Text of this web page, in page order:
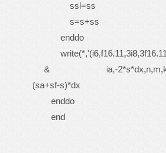
ssl=ss
s=s+ss
enddo
& ia,-2*s*dx,n,m,ks,-
(sa+sf-s)*dx
enddo
end